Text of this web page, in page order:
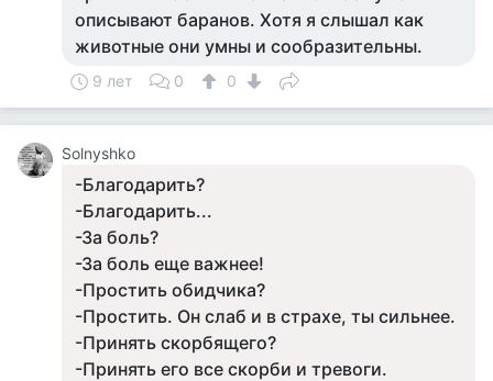
описывают баранов. Хотя я слышал как
животные они умны и сообразительны.
9 лет 0 0
Solnyshko
-Благодарить?
-Благодарить...
-За боль?
-За боль еще важнее!
-Простить обидчика?
-Простить. Он слаб и в страхе, ты сильнее.
-Принять скорбящего?
-Принять его все скорби и тревоги.